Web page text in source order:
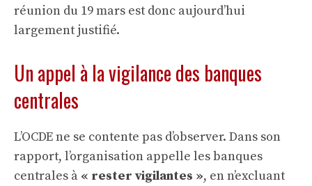
réunion du 19 mars est donc aujourd’hui
largement justifié.
Un appel à la vigilance des banques
centrales
L’OCDE ne se contente pas d’observer. Dans son
rapport, l’organisation appelle les banques
centrales à « rester vigilantes », en n’excluant